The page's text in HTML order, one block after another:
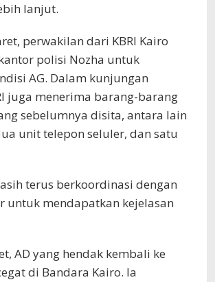
lanjut.
perwakilan dari KBRI Kairo
polisi Nozha untuk
AG. Dalam kunjungan
juga menerima barang-barang
sebelumnya disita, antara lain
unit telepon seluler, dan satu
terus berkoordinasi dengan
untuk mendapatkan kejelasan
AD yang hendak kembali ke
di Bandara Kairo. Ia